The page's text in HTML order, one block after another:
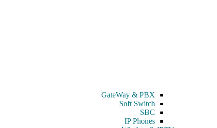
GateWay & PBX
Soft Switch
SBC
IP Phones